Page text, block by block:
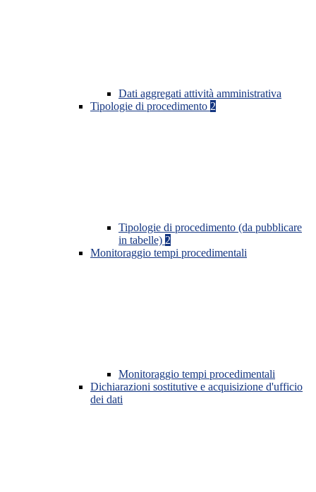
Dati aggregati attività amministrativa
Tipologie di procedimento 2
Tipologie di procedimento (da pubblicare
in tabelle) 2
Monitoraggio tempi procedimentali
Monitoraggio tempi procedimentali
Dichiarazioni sostitutive e acquisizione d'ufficio
dei dati